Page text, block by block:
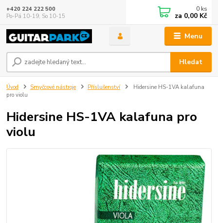
Menu
Hledat
+420 224 222 500
Po-Pá 10-19, So 10-15
0 ks
za 0,00 Kč
Úvod Smyčcové nástroje Příslušenství
Hidersine HS-1VA kalafuna
pro violu
Hidersine HS-1VA kalafuna pro
violu